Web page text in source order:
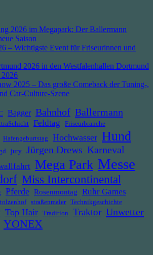
2026 im Megapark: Der Ballermann
Saison
– Wichtigste Event für Friseurinnen und
2026 in den Westfalenhallen Dortmund
2025 – Das große Comeback der Tuning-,
Car-Culture-Szene
Bagger Bahnhof Ballermann
Feldtag Friseurbranche
Hafengeburtstag Hochwasser Hund
jury Jürgen Drews Karneval
Mega Park Messe
Miss Intercontinental
Pferde Rosenmontag Ruhr Games
straßenmaler Technikgeschichte
Top Hair Tradition Traktor Unwetter
YONEX